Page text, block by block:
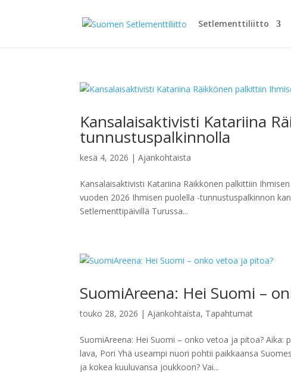
Setlementtiliitto
Kansalaisaktivisti Katariina
tunnustuspalkinnolla
kesä 4, 2026 |Ajankohtaista
Kansalaisaktivisti Katariina Räikkönen palkittiin
vuoden 2026 Ihmisen puolella -tunnustuspalkinnon
Setlementtipäivillä Turussa...
SuomiAreena: Hei Suomi –
touko 28, 2026 |Ajankohtaista, Tapahtumat
SuomiAreena: Hei Suomi – onko vetoa ja pitoa? Aika:
lava, Pori Yhä useampi nuori pohtii paikkaansa
ja kokea kuuluvansa joukkoon? Vai...